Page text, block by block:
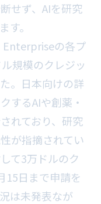
せず、AIを研究
す。
Enterpriseの各プ
規模のクレジッ
。日本向けの詳
するAIや創薬・
れており、研究
が指摘されてい
て3万ドルのク
15日まで申請を
は未発表なが